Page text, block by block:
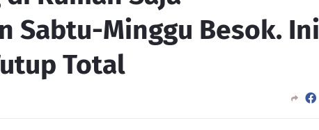
Sabtu-Minggu Besok. Ini
Total